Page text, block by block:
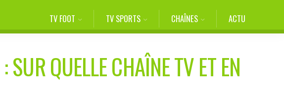
TV FOOT TV SPORTS CHAÎNES ACTU
: SUR QUELLE CHAÎNE TV ET EN